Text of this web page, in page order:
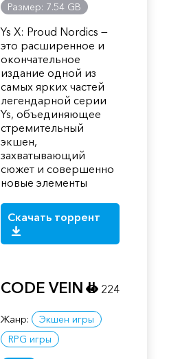
Размер: 7.54 GB
Ys X: Proud Nordics —
это расширенное и
окончательное
издание одной из
самых ярких частей
легендарной серии
Ys, объединяющее
стремительный
экшен,
захватывающий
сюжет и совершенно
новые элементы
Скачать торрент
CODE VEIN II
Жанр:
Экшен игры
RPG игры
224